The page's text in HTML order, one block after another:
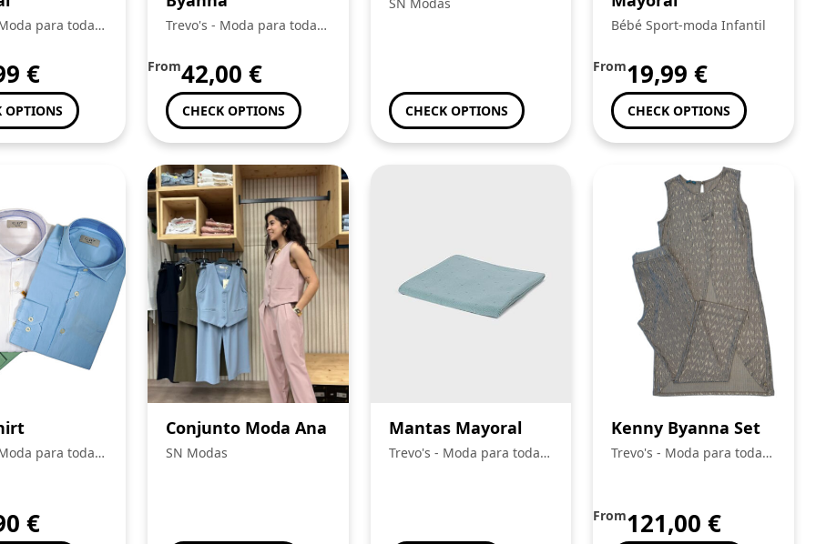
para toda a
€
OPTIONS
Trevo's - Moda para toda a
From42,00€
CHECK OPTIONS CHECK OPTIONS
Bébé Sport-moda Infantil
From19,99€
CHECK OPTIONS
para toda a
€
Conjunto Moda Ana
SN Modas
Mantas Mayoral
Trevo's - Moda para toda a
Kenny Byanna Set
Trevo's - Moda para toda a
From121,00€